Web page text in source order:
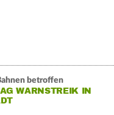
betroffen
WARNSTREIK IN